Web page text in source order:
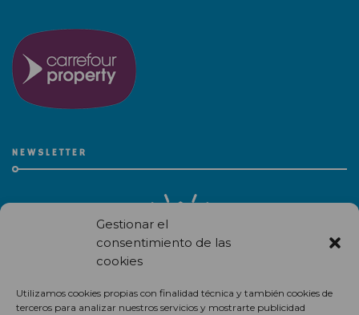
Gestionar el
consentimiento de las
cookies
Utilizamos cookies propias con finalidad técnica y también cookies de
terceros para analizar nuestros servicios y mostrarte publicidad
NEWSLETTER
centro comercial.